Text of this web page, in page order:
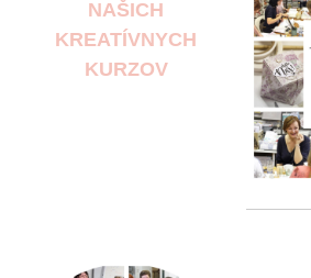
NAŠICH
KREATÍVNYCH
KURZOV